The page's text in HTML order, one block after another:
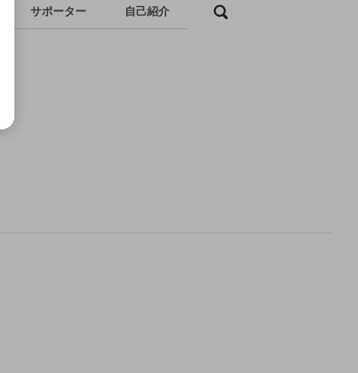
サポーター 自己紹介